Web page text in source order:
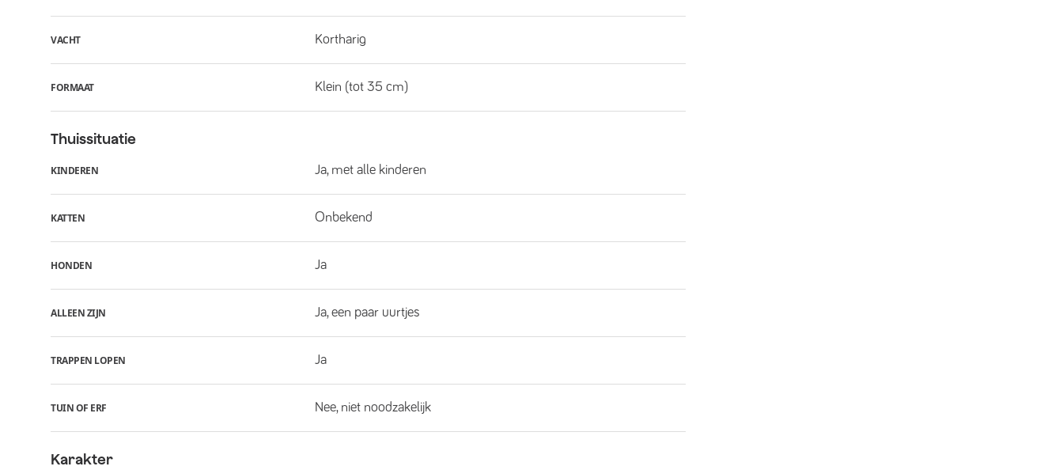
VACHT Kortharig
FORMAAT Klein (tot 35 cm)
Thuissituatie
KINDEREN Ja, met alle kinderen
KATTEN Onbekend
HONDEN Ja
ALLEEN ZIJN Ja, een paar uurtjes
TRAPPEN LOPEN Ja
TUIN OF ERF Nee, niet noodzakelijk
Karakter